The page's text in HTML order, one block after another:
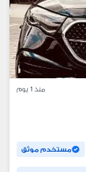
منذ 1 يوم
مستخدم موثق